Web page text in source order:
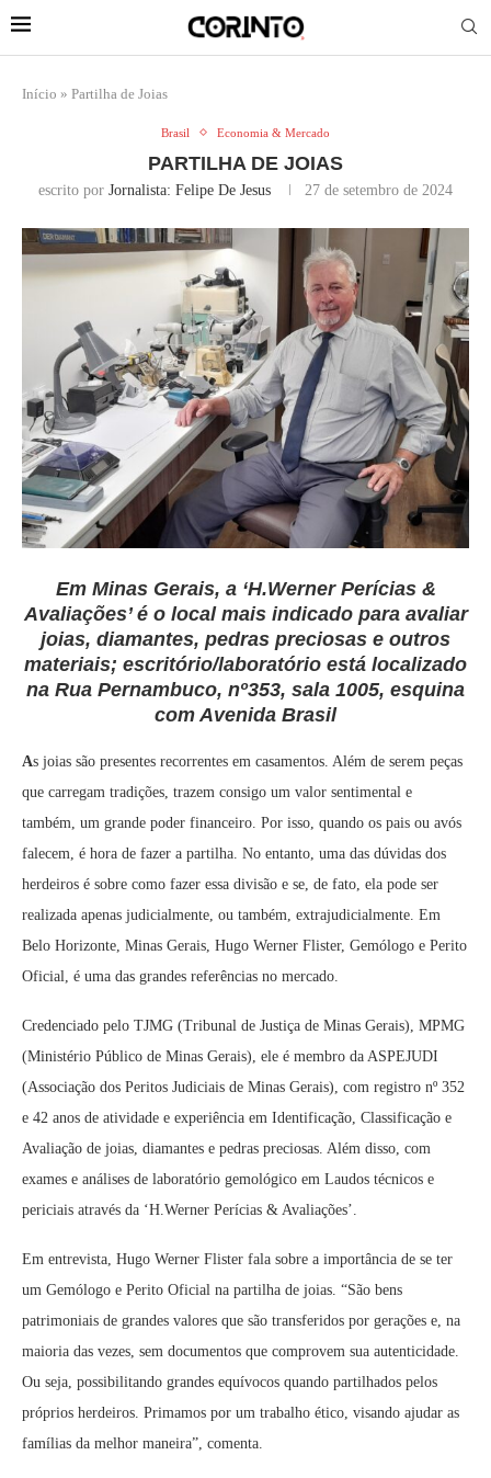
Início » Partilha de Joias
Brasil Economia & Mercado
PARTILHA DE JOIAS
escrito por Jornalista: Felipe De Jesus 27 de setembro de 2024
Em Minas Gerais, a ‘H.Werner Perícias &
Avaliações’ é o local mais indicado para avaliar
joias, diamantes, pedras preciosas e outros
materiais; escritório/laboratório está localizado
na Rua Pernambuco, nº353, sala 1005, esquina
com Avenida Brasil
As joias são presentes recorrentes em casamentos. Além de serem peças
que carregam tradições, trazem consigo um valor sentimental e
também, um grande poder financeiro. Por isso, quando os pais ou avós
falecem, é hora de fazer a partilha. No entanto, uma das dúvidas dos
herdeiros é sobre como fazer essa divisão e se, de fato, ela pode ser
realizada apenas judicialmente, ou também, extrajudicialmente. Em
Belo Horizonte, Minas Gerais, Hugo Werner Flister, Gemólogo e Perito
Oficial, é uma das grandes referências no mercado.
Credenciado pelo TJMG (Tribunal de Justiça de Minas Gerais), MPMG
(Ministério Público de Minas Gerais), ele é membro da ASPEJUDI
(Associação dos Peritos Judiciais de Minas Gerais), com registro nº 352
e 42 anos de atividade e experiência em Identificação, Classificação e
Avaliação de joias, diamantes e pedras preciosas. Além disso, com
exames e análises de laboratório gemológico em Laudos técnicos e
periciais através da ‘H.Werner Perícias & Avaliações’.
Em entrevista, Hugo Werner Flister fala sobre a importância de se ter
um Gemólogo e Perito Oficial na partilha de joias. “São bens
patrimoniais de grandes valores que são transferidos por gerações e, na
maioria das vezes, sem documentos que comprovem sua autenticidade.
Ou seja, possibilitando grandes equívocos quando partilhados pelos
próprios herdeiros. Primamos por um trabalho ético, visando ajudar as
famílias da melhor maneira”, comenta.